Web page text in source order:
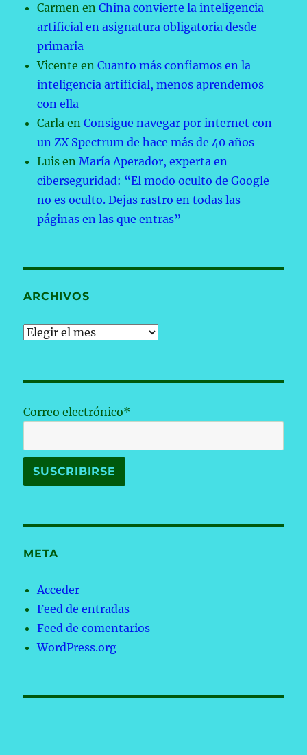
Carmen enChina convierte la inteligencia
artificial en asignatura obligatoria desde
primaria
Vicente enCuanto más confiamos en la
inteligencia artificial, menos aprendemos
con ella
Carla enConsigue navegar por internet con
un ZX Spectrum de hace más de 40 años
Luis enMaría Aperador, experta en
ciberseguridad: “El modo oculto de Google
no es oculto. Dejas rastro en todas las
páginas en las que entras”
ARCHIVOS
Archivos
Correo electrónico*
META
Acceder
Feed de entradas
Feed de comentarios
WordPress.org